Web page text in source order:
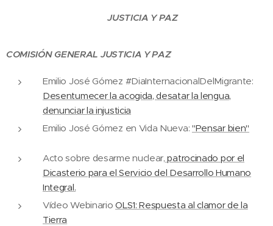
JUSTICIA Y PAZ
COMISIÓN GENERAL JUSTICIA Y PAZ
Emilio José Gómez #DiaInternacionalDelMigrante:
Desentumecer la acogida, desatar la lengua,
denunciar la injusticia
Emilio José Gómez en Vida Nueva: "Pensar bien"
Acto sobre desarme nuclear, patrocinado por el
Dicasterio para el Servicio del Desarrollo Humano
Integral.
Vídeo WebinarioOLS1: Respuesta al clamor de la
Tierra